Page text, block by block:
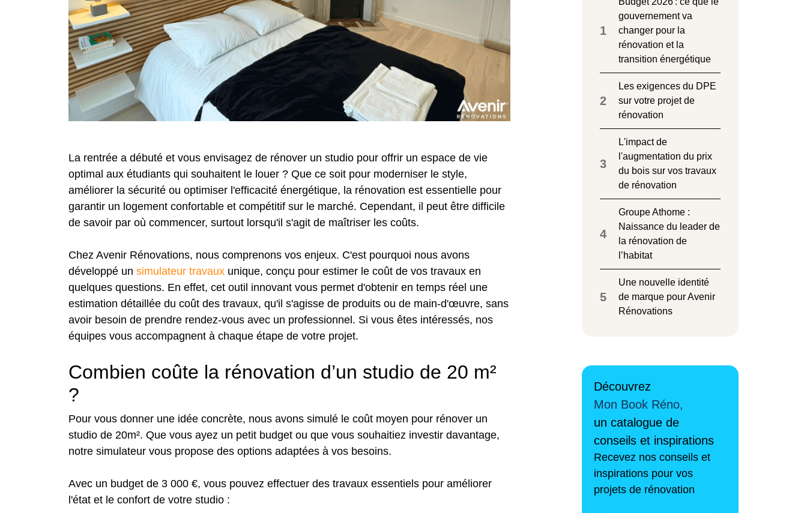
La rentrée a débuté et vous envisagez de rénover un studio pour offrir un espace de vie
optimal aux étudiants qui souhaitent le louer ? Que ce soit pour moderniser le style,
améliorer la sécurité ou optimiser l'efficacité énergétique, la rénovation est essentielle pour
garantir un logement confortable et compétitif sur le marché. Cependant, il peut être difficile
de savoir par où commencer, surtout lorsqu'il s'agit de maîtriser les coûts.
Chez Avenir Rénovations, nous comprenons vos enjeux. C'est pourquoi nous avons
développé un simulateur travaux unique, conçu pour estimer le coût de vos travaux en
quelques questions. En effet, cet outil innovant vous permet d'obtenir en temps réel une
estimation détaillée du coût des travaux, qu'il s'agisse de produits ou de main-d'œuvre, sans
avoir besoin de prendre rendez-vous avec un professionnel. Si vous êtes intéressés, nos
équipes vous accompagnent à chaque étape de votre projet.
Combien coûte la rénovation d’un studio de 20 m²
?
Pour vous donner une idée concrète, nous avons simulé le coût moyen pour rénover un
studio de 20m². Que vous ayez un petit budget ou que vous souhaitiez investir davantage,
notre simulateur vous propose des options adaptées à vos besoins.
Avec un budget de 3 000 €, vous pouvez effectuer des travaux essentiels pour améliorer
l'état et le confort de votre studio :
1
gouvernement va
changer pour la
rénovation et la
transition énergétique
2
Les exigences du DPE
sur votre projet de
rénovation
3
L'impact de
l'augmentation du prix
du bois sur vos travaux
de rénovation
4
Groupe Athome :
Naissance du leader de
la rénovation de
l’habitat
5
Une nouvelle identité
de marque pour Avenir
Rénovations
Découvrez
Mon Book Réno,
un catalogue de
conseils et inspirations
Recevez nos conseils et
inspirations pour vos
projets de rénovation